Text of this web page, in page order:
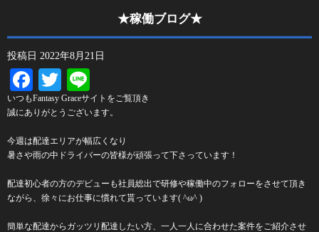
★稼働ブログ★
投稿日 2022年8月21日
Facebook
Twitter
いつもFantasy Graceサイトをご覧頂き
誠にありがとうございます。
今週は配達エリアが幅広くなり
暑さや雨の中ドライバーの皆様が頑張って下さっています！
配達初心者の方のデビューも社員総出で研修や稼働中のフォローをさせて頂き
ながら、徐々にお仕事に慣れて貰っています( ^ω^ )
簡単な配達からガッツリ配達したい方、一人一人に合わせた案件をご紹介させ